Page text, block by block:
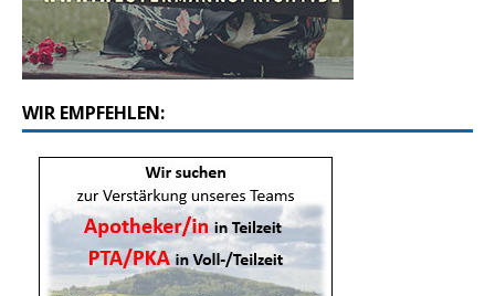
WIR EMPFEHLEN: